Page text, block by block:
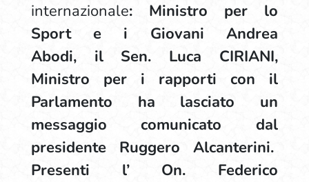
internazionale:
Ministro per lo
Sport e i Giovani Andrea
Abodi, il Sen. Luca CIRIANI,
Ministro per i rapporti con il
Parlamento ha lasciato un
messaggio comunicato dal
presidente Ruggero Alcanterini.
Presenti l’ On. Federico